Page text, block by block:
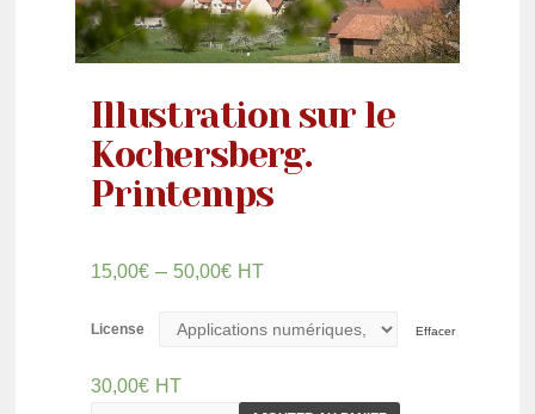
Illustration sur le
Kochersberg.
Printemps
15,00€ – 50,00€ HT
License Effacer
30,00€ HT